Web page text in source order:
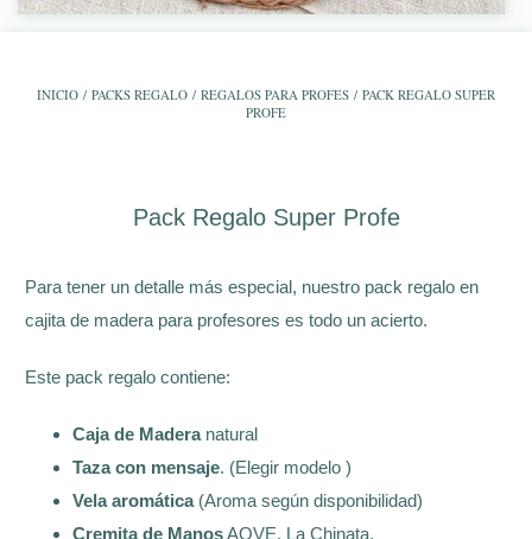
INICIO / PACKS REGALO / REGALOS PARA PROFES / PACK REGALO SUPER
PROFE
Pack Regalo Super Profe
Para tener un detalle más especial, nuestro pack regalo en
cajita de madera para profesores es todo un acierto.
Este pack regalo contiene:
Caja de Maderanatural
Taza con mensaje. (Elegir modelo )
Vela aromática (Aroma según disponibilidad)
Cremita de ManosAOVE. La Chinata.